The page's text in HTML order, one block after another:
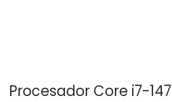
Procesador Core i7-